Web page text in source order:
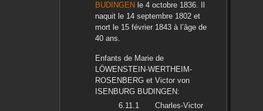
BUDINGEN le 4 octobre 1836. Il
naquit le 14 septembre 1802et
mort le 15 février 1843à l’âge de
40 ans.
Enfants de Mariede
LÖWENSTEIN-WERTHEIM-
ROSENBERGet Victorvon
ISENBURG BUDINGEN:
Charles-Victor